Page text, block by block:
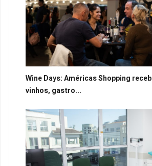
Wine Days: Américas Shopping
vinhos, gastro...